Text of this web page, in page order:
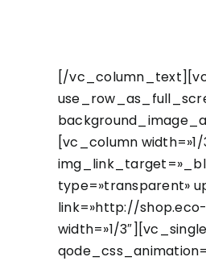
[/
[vc_column
type=»transparent»
link=»http://
width=»1/